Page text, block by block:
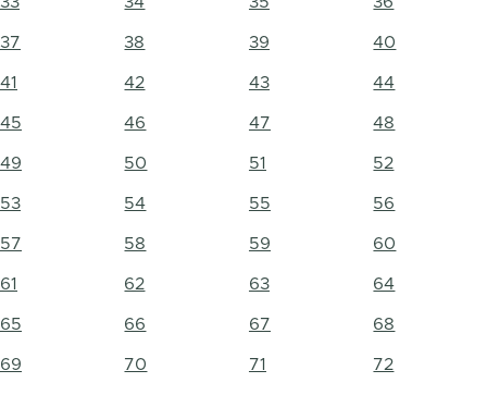
37 38 39 40
41 42 43 44
45 46 47 48
49 50 51 52
53 54 55 56
57 58 59 60
61 62 63 64
65 66 67 68
69 70 71 72